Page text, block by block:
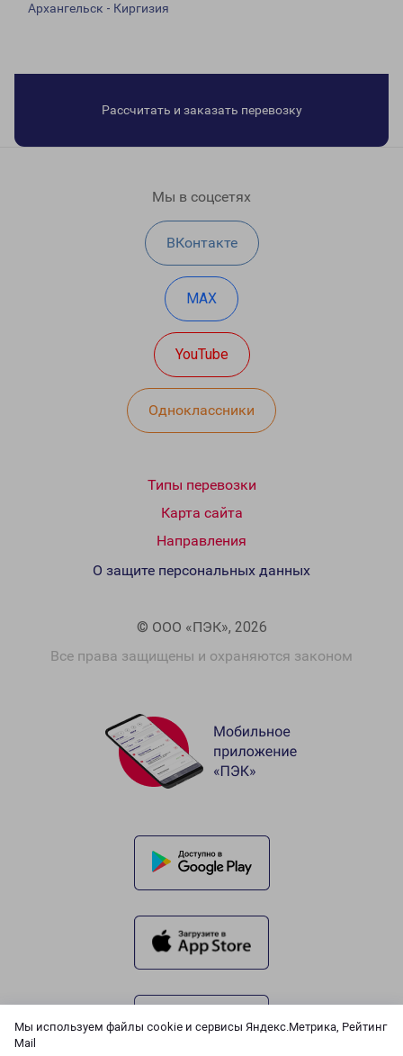
Мы используем файлы cookie и сервисы Яндекс.Метрика, Рейтинг
Mail
Архангельск - Киргизия
Рассчитать и заказать перевозку
Мы в соцсетях
ВКонтакте
MAX
YouTube
Одноклассники
Типы перевозки
Карта сайта
Направления
© ООО «ПЭК», 2026
Все права защищены и охраняются законом
О защите персональных данных